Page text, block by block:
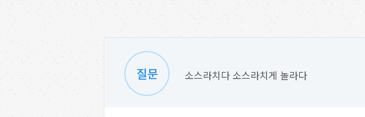
소스라치다 소스라치게 놀라다